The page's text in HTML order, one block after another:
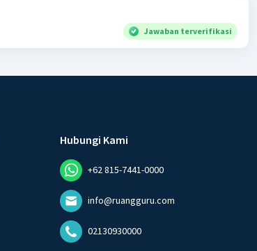
Jawaban terverifikasi
Hubungi Kami
+62 815-7441-0000
info@ruangguru.com
02130930000